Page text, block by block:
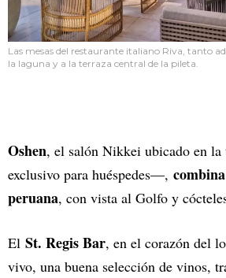
Las mesas del restaurante italiano Riva, tanto
la laguna y a la terraza central de la pileta.
Oshen, el salón Nikkei ubicado en
exclusivo para huéspedes—,
peruana, con vista al Golfo y
El St. Regis Bar, en el corazón del
vivo, una buena selección de vinos,